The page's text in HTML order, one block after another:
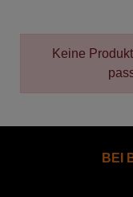
Keine
BEI